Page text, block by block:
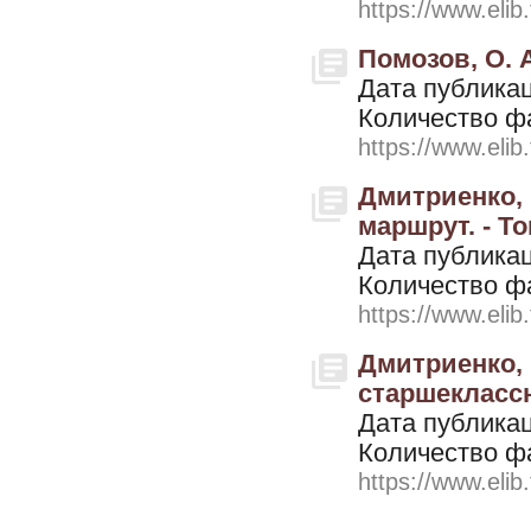
https://
Помозов, О.
Дата
Количество
https://
Дмитриенко,
маршрут. -
Дата
Количество
https://
Дмитриенко,
Дата
Количество
https://